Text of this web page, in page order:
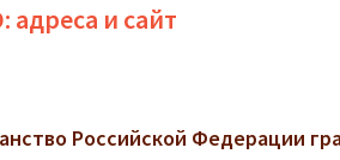
и сайт
Российской Федерации